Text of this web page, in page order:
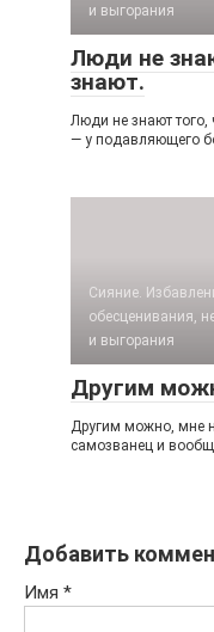
и выгорания
Люди не
знают.
Люди не знают того,
— у подавляющего
Сияние.
обесценивания,
и выгорания
Другим
Другим можно, мне
самозванец и
Добавить
Имя *